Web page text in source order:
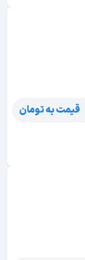
قیمت به تومان